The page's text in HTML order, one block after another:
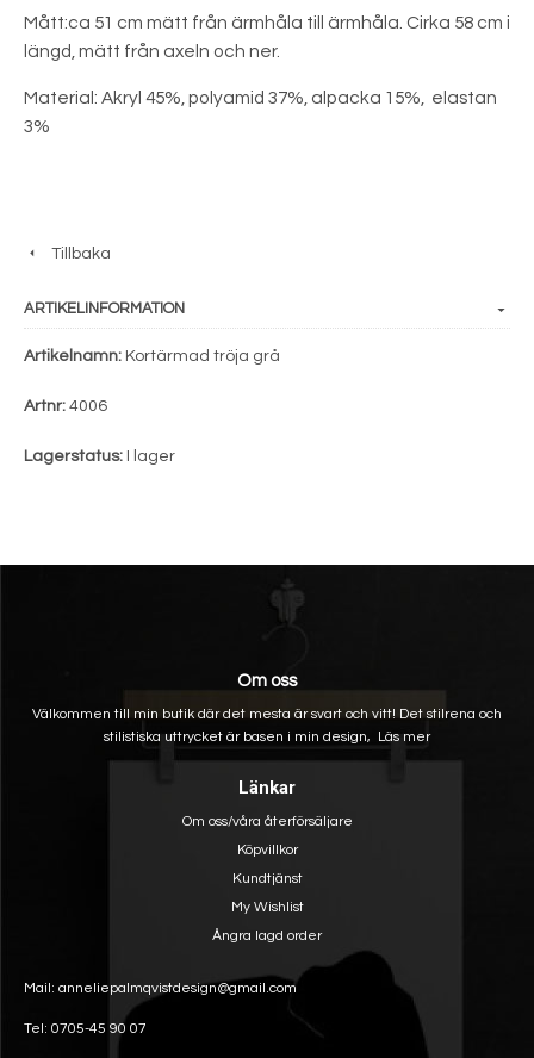
Mått:ca 51 cm mätt från ärmhåla till ärmhåla. Cirka 58 cm i
längd, mätt från axeln och ner.
Material: Akryl 45%, polyamid 37%, alpacka 15%, elastan
3%
Tillbaka
ARTIKELINFORMATION
Artikelnamn: Kortärmad tröja grå
Artnr: 4006
Lagerstatus: I lager
Om oss
Välkommen till min butik där det mesta är svart och vitt! Det stilrena och
stilistiska uttrycket är basen i min design, Läs mer
Länkar
Om oss/våra återförsäljare
Köpvillkor
Kundtjänst
My Wishlist
Ångra lagd order
Mail: anneliepalmqvistdesign@gmail.com
Tel: 0705-45 90 07